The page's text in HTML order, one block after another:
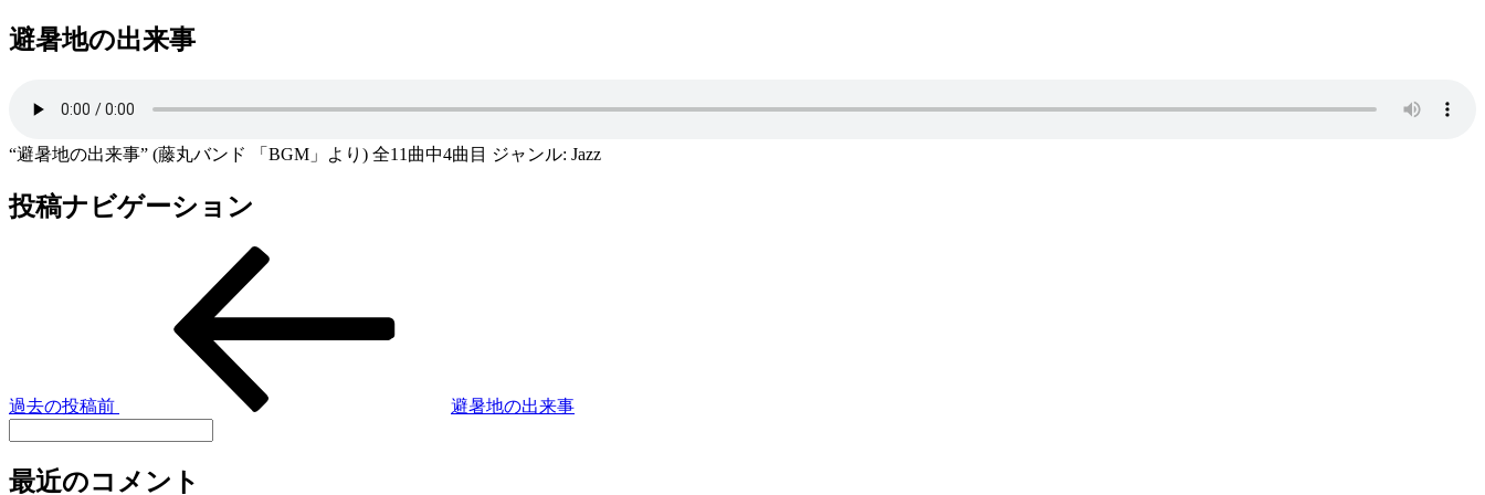
避暑地の出来事
“避暑地の出来事” (藤丸バンド 「BGM」より) 全11曲中4曲目 ジャンル: Jazz
投稿ナビゲーション
過去の投稿前 避暑地の出来事
最近のコメント